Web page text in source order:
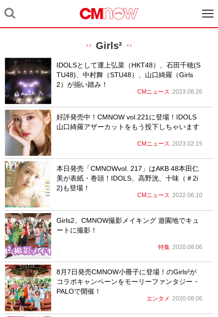
Girls²
IDOLSとして運上弘菜（HKT48）、石田千穂(S
TU48)、中村舞（STU48）、山口綺羅（Girls
2）が揃い踏み！
CMニュース 2023.08.26
好評発売中！CMNOW vol.221に登場！IDOLS
山口綺羅アザーカットをもう投下しちゃいます
CMニュース 2023.02.15
本日発売「CMNOWvol. 217」はAKB 48本田仁
美が表紙・巻頭！IDOLS、高野洸、十味（＃2i
2)も登場！
CMニュース 2022.06.10
Girls2、CMNOW撮影メイキング 遊園地でキュ
ートに撮影！
特集 2020.08.06
8月7日発売CMNOW小冊子に登場！のGirls²が
コラボキャンペーンをモーリーファンタジー・
PALOで開催！
エンタメ 2020.08.06